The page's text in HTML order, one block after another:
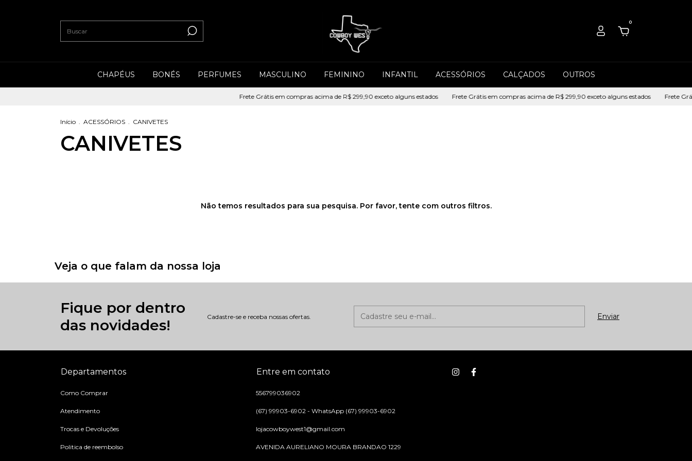
0
CHAPÉUS BONÉS PERFUMES MASCULINO FEMININO INFANTIL ACESSÓRIOS CALÇADOS OUTROS
Frete Grátis em compras acima de R$ 299,90 exceto alguns estados Frete Grátis em compras acima de R$ 299,90 exceto alguns estados Frete
Início . ACESSÓRIOS . CANIVETES
CANIVETES
Não temos resultados para sua pesquisa. Por favor, tente com outros filtros.
Veja o que falam da nossa loja
Fique por dentro
das novidades!
Cadastre-se e receba nossas ofertas.
Departamentos
Como Comprar
Atendimento
Trocas e Devoluções
Politica de reembolso
Entre em contato
556799036902
(67) 99903-6902 - WhatsApp (67) 99903-6902
lojacowboywest1@gmail.com
AVENIDA AURELIANO MOURA BRANDAO 1229